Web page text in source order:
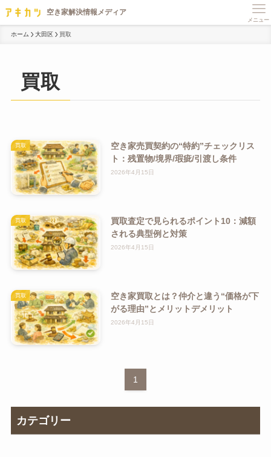
メニュー
ホーム 大田区 買取
買取
買取
空き家売買契約の“特約”チェックリス
ト：残置物/境界/瑕疵/引渡し条件
2026年4月15日
買取
買取査定で見られるポイント10：減額
される典型例と対策
2026年4月15日
買取
空き家買取とは？仲介と違う“価格が下
がる理由”とメリットデメリット
2026年4月15日
1
カテゴリー